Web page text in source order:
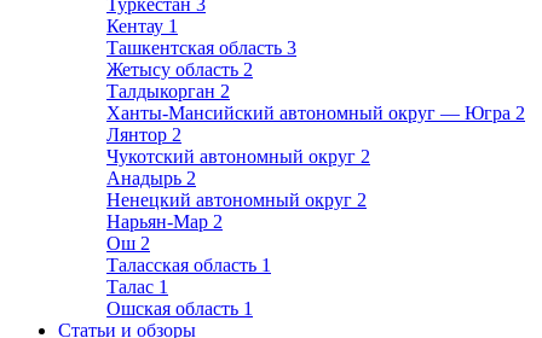
Туркестан 3
Кентау 1
Ташкентская область 3
Жетысу область 2
Талдыкорган 2
Ханты-Мансийский автономный округ — Югра 2
Лянтор 2
Чукотский автономный округ 2
Анадырь 2
Ненецкий автономный округ 2
Нарьян-Мар 2
Ош 2
Таласская область 1
Талас 1
Ошская область 1
Статьи и обзоры